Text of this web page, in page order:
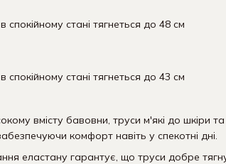
спокійному стані тягнеться до 48 см
спокійному стані тягнеться до 43 см
вмісту бавовни, труси м'які до шкіри
комфорт навіть у спекотні дні.
еластану гарантує, що труси добре